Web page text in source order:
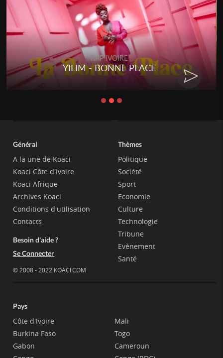
RAP IVOIRE
YILIM - BONNE PLACE
Général
A la une de Koaci
Koaci Côte d'Ivoire
Koaci Afrique
Archives Koaci
Conditions d'utilisation
Contacts
Besoin d'aide ?
Se Connecter
© 2008 - 2022 KOACI.COM
Thèmes
Politique
Société
Sport
Economie
Culture
Technologie
Tribune
Evènement
Santé
Pays
Côte d'Ivoire
Burkina Faso
Gabon
Mali
Togo
Cameroun